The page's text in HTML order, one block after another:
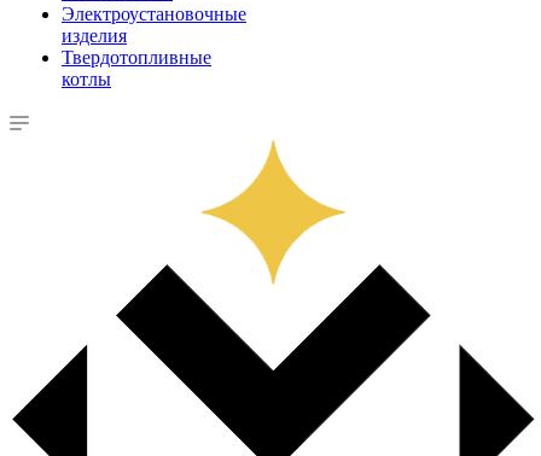
Электроустановочные
изделия
Твердотопливные
котлы